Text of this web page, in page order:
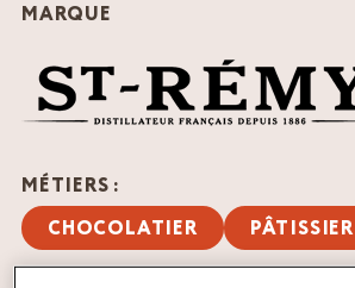
MARQUE
MÉTIERS :
CHOCOLATIER
PÂTISSIER